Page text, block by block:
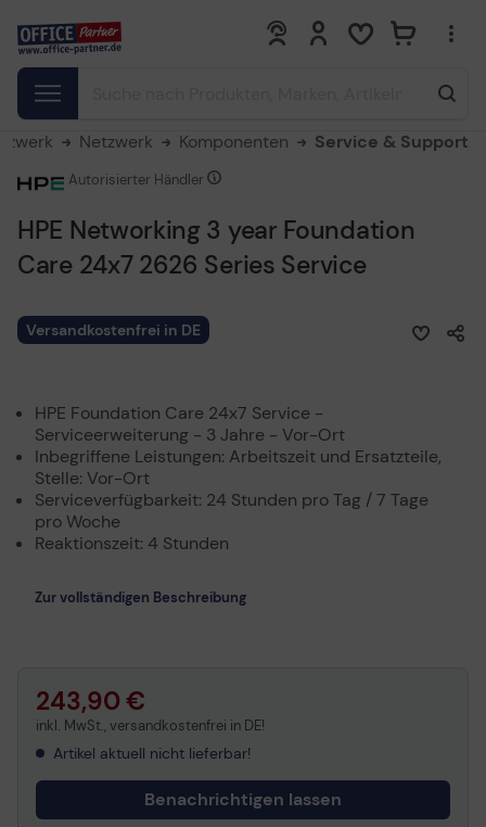
0 0
Netzwerk Komponenten Service & Support
HPE Networking 3 year Foundation
Care 24x7 2626 Series Service
Autorisierter Händler
Versandkostenfrei in DE
HPE Foundation Care 24x7 Service -
Serviceerweiterung - 3 Jahre - Vor-Ort
Inbegriffene Leistungen: Arbeitszeit und Ersatzteile,
Stelle: Vor-Ort
Serviceverfügbarkeit: 24 Stunden pro Tag / 7 Tage
pro Woche
Reaktionszeit: 4 Stunden
Zur vollständigen Beschreibung
243,90 €
inkl. MwSt., versandkostenfrei in DE!
Artikel aktuell nicht lieferbar!
Benachrichtigen lassen